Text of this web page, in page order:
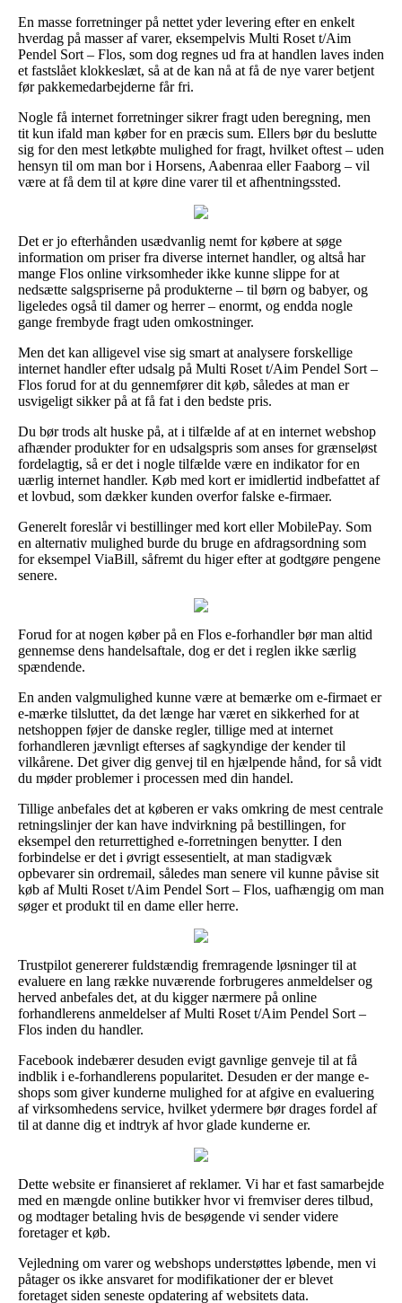
En masse forretninger på nettet yder levering efter en enkelt
hverdag på masser af varer, eksempelvis Multi Roset t/Aim
Pendel Sort – Flos, som dog regnes ud fra at handlen laves inden
et fastslået klokkeslæt, så at de kan nå at få de nye varer betjent
før pakkemedarbejderne får fri.
Nogle få internet forretninger sikrer fragt uden beregning, men
tit kun ifald man køber for en præcis sum. Ellers bør du beslutte
sig for den mest letkøbte mulighed for fragt, hvilket oftest – uden
hensyn til om man bor i Horsens, Aabenraa eller Faaborg – vil
være at få dem til at køre dine varer til et afhentningssted.
Det er jo efterhånden usædvanlig nemt for købere at søge
information om priser fra diverse internet handler, og altså har
mange Flos online virksomheder ikke kunne slippe for at
nedsætte salgspriserne på produkterne – til børn og babyer, og
ligeledes også til damer og herrer – enormt, og endda nogle
gange frembyde fragt uden omkostninger.
Men det kan alligevel vise sig smart at analysere forskellige
internet handler efter udsalg på Multi Roset t/Aim Pendel Sort –
Flos forud for at du gennemfører dit køb, således at man er
usvigeligt sikker på at få fat i den bedste pris.
Du bør trods alt huske på, at i tilfælde af at en internet webshop
afhænder produkter for en udsalgspris som anses for grænseløst
fordelagtig, så er det i nogle tilfælde være en indikator for en
uærlig internet handler. Køb med kort er imidlertid indbefattet af
et lovbud, som dækker kunden overfor falske e-firmaer.
Generelt foreslår vi bestillinger med kort eller MobilePay. Som
en alternativ mulighed burde du bruge en afdragsordning som
for eksempel ViaBill, såfremt du higer efter at godtgøre pengene
senere.
Forud for at nogen køber på en Flos e-forhandler bør man altid
gennemse dens handelsaftale, dog er det i reglen ikke særlig
spændende.
En anden valgmulighed kunne være at bemærke om e-firmaet er
e-mærke tilsluttet, da det længe har været en sikkerhed for at
netshoppen føjer de danske regler, tillige med at internet
forhandleren jævnligt efterses af sagkyndige der kender til
vilkårene. Det giver dig genvej til en hjælpende hånd, for så vidt
du møder problemer i processen med din handel.
Tillige anbefales det at køberen er vaks omkring de mest centrale
retningslinjer der kan have indvirkning på bestillingen, for
eksempel den returrettighed e-forretningen benytter. I den
forbindelse er det i øvrigt essesentielt, at man stadigvæk
opbevarer sin ordremail, således man senere vil kunne påvise sit
køb af Multi Roset t/Aim Pendel Sort – Flos, uafhængig om man
søger et produkt til en dame eller herre.
Trustpilot genererer fuldstændig fremragende løsninger til at
evaluere en lang række nuværende forbrugeres anmeldelser og
herved anbefales det, at du kigger nærmere på online
forhandlerens anmeldelser af Multi Roset t/Aim Pendel Sort –
Flos inden du handler.
Facebook indebærer desuden evigt gavnlige genveje til at få
indblik i e-forhandlerens popularitet. Desuden er der mange e-
shops som giver kunderne mulighed for at afgive en evaluering
af virksomhedens service, hvilket ydermere bør drages fordel af
til at danne dig et indtryk af hvor glade kunderne er.
Dette website er finansieret af reklamer. Vi har et fast samarbejde
med en mængde online butikker hvor vi fremviser deres tilbud,
og modtager betaling hvis de besøgende vi sender videre
foretager et køb.
Vejledning om varer og webshops understøttes løbende, men vi
påtager os ikke ansvaret for modifikationer der er blevet
foretaget siden seneste opdatering af websitets data.